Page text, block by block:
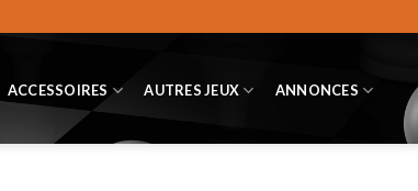
ACCESSOIRES AUTRES JEUX ANNONCES